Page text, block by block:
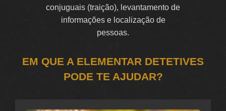
conjuguais (traição), levantamento de
informações e localização de
pessoas.
EM QUE A ELEMENTAR DETETIVES
PODE TE AJUDAR?